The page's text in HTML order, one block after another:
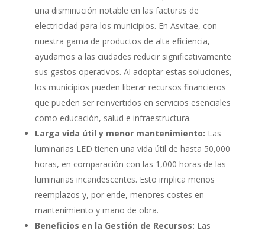
una disminución notable en las facturas de
electricidad para los municipios. En Asvitae, con
nuestra gama de productos de alta eficiencia,
ayudamos a las ciudades reducir significativamente
sus gastos operativos. Al adoptar estas soluciones,
los municipios pueden liberar recursos financieros
que pueden ser reinvertidos en servicios esenciales
como educación, salud e infraestructura.
Larga vida útil y menor mantenimiento: Las
luminarias LED tienen una vida útil de hasta 50,000
horas, en comparación con las 1,000 horas de las
luminarias incandescentes. Esto implica menos
reemplazos y, por ende, menores costes en
mantenimiento y mano de obra.
Beneficios en la Gestión de Recursos: Las